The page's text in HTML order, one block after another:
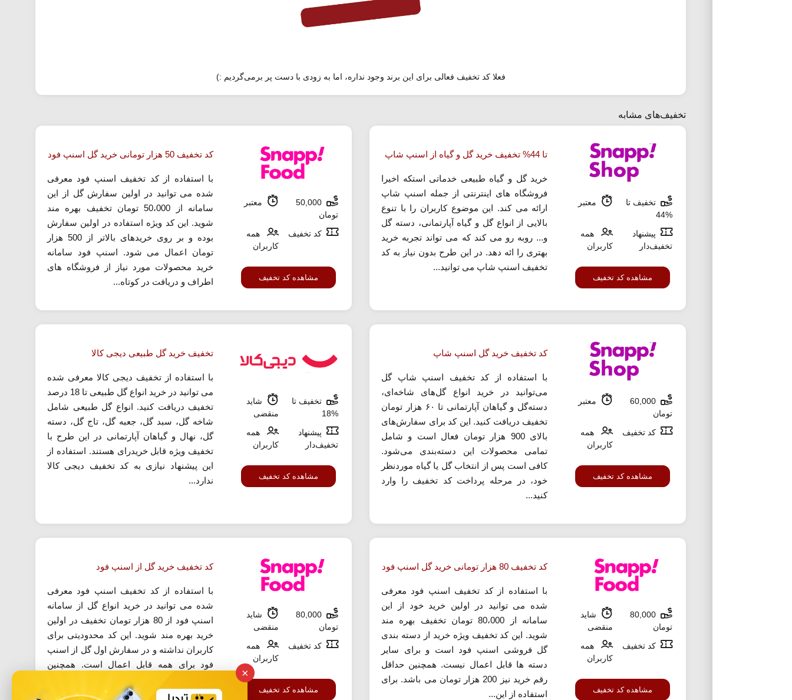
فعلا کد تخفیف فعالی برای این برند وجود نداره، اما به زودی با دست پر برمی‌گردیم :)
تخفیف‌های مشابه
تخفیف تا
%44
معتبر
پیشنهاد
تخفیف‌دار
همه
کاربران
مشاهده کد تخفیف
تا 44% تخفیف خرید گل و گیاه از اسنپ شاپ
خرید گل و گیاه طبیعی خدماتی استکه اخیرا
فروشگاه های اینترنتی از جمله اسنپ شاپ
ارائه می کند. این موضوع کاربران را با تنوع
بالایی از انواع گل و گیاه آپارتمانی، دسته گل
و... روبه رو می کند که می تواند تجربه خرید
بهتری را ائه دهد. در این طرح بدون نیاز به کد
تخفیف اسنپ شاپ می توانید...
50,000
تومان
معتبر
کد تخفیف
همه
کاربران
مشاهده کد تخفیف
کد تخفیف 50 هزار تومانی خرید گل اسنپ فود
با استفاده از کد تخفیف اسنپ فود معرفی
شده می توانید در اولین سفارش گل از این
سامانه از 50،000 تومان تخفیف بهره مند
شوید. این کد ویژه استفاده در اولین سفارش
بوده و بر روی خریدهای بالاتر از 500 هزار
تومان اعمال می شود. اسنپ فود سامانه
خرید محصولات مورد نیاز از فروشگاه های
اطراف و دریافت در کوتاه...
60,000
تومان
معتبر
کد تخفیف
همه
کاربران
مشاهده کد تخفیف
کد تخفیف خرید گل اسنپ شاپ
با استفاده از کد تخفیف اسنپ شاپ گل
می‌توانید در خرید انواع گل‌های شاخه‌ای،
دسته‌گل و گیاهان آپارتمانی تا ۶۰ هزار تومان
تخفیف دریافت کنید. این کد برای سفارش‌های
بالای 900 هزار تومان فعال است و شامل
تمامی محصولات این دسته‌بندی می‌شود.
کافی است پس از انتخاب گل یا گیاه موردنظر
خود، در مرحله پرداخت کد تخفیف را وارد
کنید...
تخفیف تا
%18
شاید
منقضی
پیشنهاد
تخفیف‌دار
همه
کاربران
مشاهده کد تخفیف
تخفیف خرید گل طبیعی دیجی کالا
با استفاده از تخفیف دیجی کالا معرفی شده
می توانید در خرید انواع گل طبیعی تا 18 درصد
تخفیف دریافت کنید. انواع گل طبیعی شامل
شاخه گل، سبد گل، جعبه گل، تاج گل، دسته
گل، نهال و گیاهان آپارتمانی در این طرح با
تخفیف ویژه قابل خریدرای هستند. استفاده از
این پیشنهاد نیازی به کد تخفیف دیجی کالا
ندارد...
80,000
تومان
شاید
منقضی
کد تخفیف
همه
کاربران
مشاهده کد تخفیف
کد تخفیف 80 هزار تومانی خرید گل اسنپ فود
با استفاده از کد تخفیف اسنپ فود معرفی
شده می توانید در اولین خرید خود از این
سامانه از 80،000 تومان تخفیف بهره مند
شوید. این کد تخفیف ویژه خرید از دسته بندی
گل فروشی اسنپ فود است و برای سایر
دسته ها قابل اعمال نیست. همچنین حداقل
رقم خرید نیز 200 هزار تومان می باشد. برای
استفاده از این...
80,000
تومان
شاید
منقضی
کد تخفیف
همه
کاربران
مشاهده کد تخفیف
کد تخفیف خرید گل از اسنپ فود
با استفاده از کد تخفیف اسنپ فود معرفی
شده می توانید در خرید انواع گل از سامانه
اسنپ فود از 80 هزار تومان تخفیف در اولین
خرید بهره مند شوید. این کد محدودیتی برای
کاربران نداشته و در سفارش اول گل از اسنپ
فود برای همه قابل اعمال است. همچنین
×